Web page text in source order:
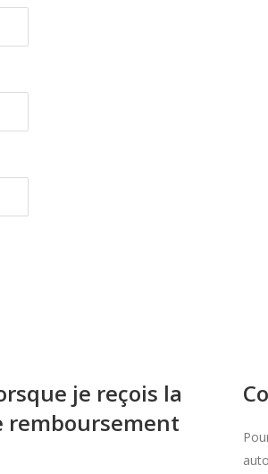
je reçois la
remboursement